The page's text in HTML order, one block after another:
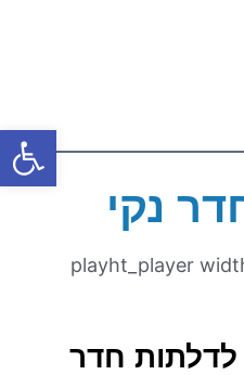
נקי
[playht_player
לדלתות חדר
פתח